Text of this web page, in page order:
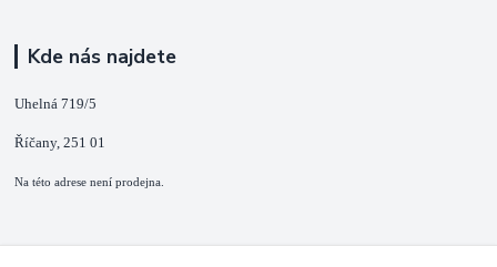
Kde nás najdete
Uhelná 719/5
Říčany, 251 01
Na této adrese není prodejna.